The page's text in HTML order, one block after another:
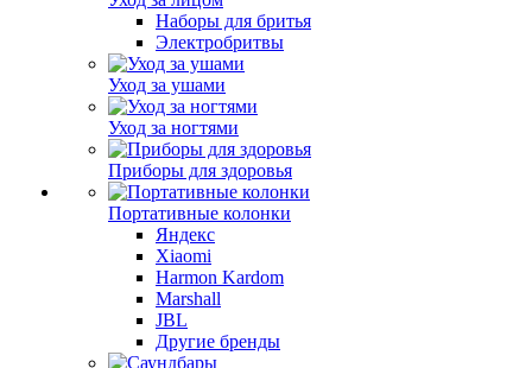
Наборы для бритья
Электробритвы
Уход за ушами
Уход за ногтями
Приборы для здоровья
Портативные колонки
Яндекс
Xiaomi
Harmon Kardom
Marshall
JBL
Другие бренды